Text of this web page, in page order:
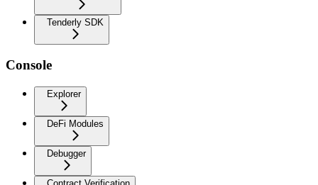
Tenderly SDK
Console
Explorer
DeFi Modules
Debugger